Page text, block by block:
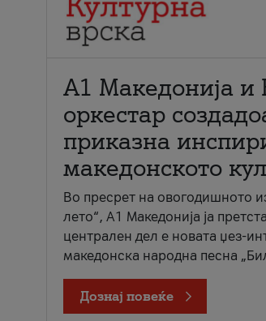
А1 Македонија и
оркестар
приказна
македонското
Во пресрет на овогодишното
лето“, А1 Македонија ја
централен дел е новата џез-
македонска народна песна
Дознај повеќе